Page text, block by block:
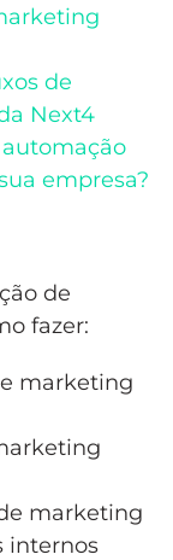
de
Next4
empresa?
de
fazer:
marketing
marketing
internos